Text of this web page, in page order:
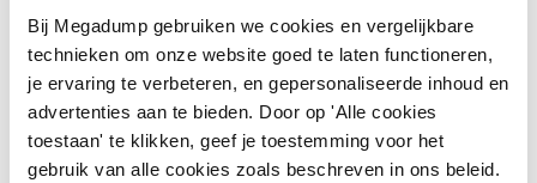
Bij Megadump gebruiken we cookies en vergelijkbare
technieken om onze website goed te laten functioneren,
je ervaring te verbeteren, en gepersonaliseerde inhoud en
advertenties aan te bieden. Door op 'Alle cookies
toestaan' te klikken, geef je toestemming voor het
gebruik van alle cookies zoals beschreven in ons beleid.